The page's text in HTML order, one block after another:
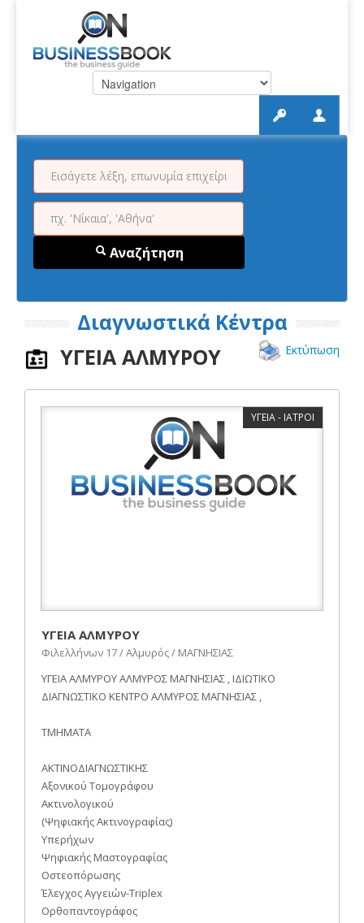
Αναζήτηση
Διαγνωστικά Κέντρα
ΥΓΕΙΑ ΑΛΜΥΡΟΥ Εκτύπωση
ΥΓΕΙΑ - ΙΑΤΡΟΙ
ΥΓΕΙΑ ΑΛΜΥΡΟΥ
Φιλελλήνων 17 / Αλμυρός / ΜΑΓΝΗΣΙΑΣ
ΥΓΕΙΑ ΑΛΜΥΡΟΥ ΑΛΜΥΡΟΣ ΜΑΓΝΗΣΙΑΣ , ΙΔΙΩΤΙΚΟ
ΔΙΑΓΝΩΣΤΙΚΟ ΚΕΝΤΡΟ ΑΛΜΥΡΟΣ ΜΑΓΝΗΣΙΑΣ ,
ΤΜΗΜΑΤΑ
ΑΚΤΙΝΟΔΙΑΓΝΩΣTIKΗΣ
Αξονικού Τομογράφου
Ακτινολογικού
(Ψηφιακής Ακτινογραφίας)
Υπερήχων
Ψηφιακής Μαστογραφίας
Οστεοπόρωσης
Έλεγχος Αγγειών-Triplex
Ορθοπαντογράφος